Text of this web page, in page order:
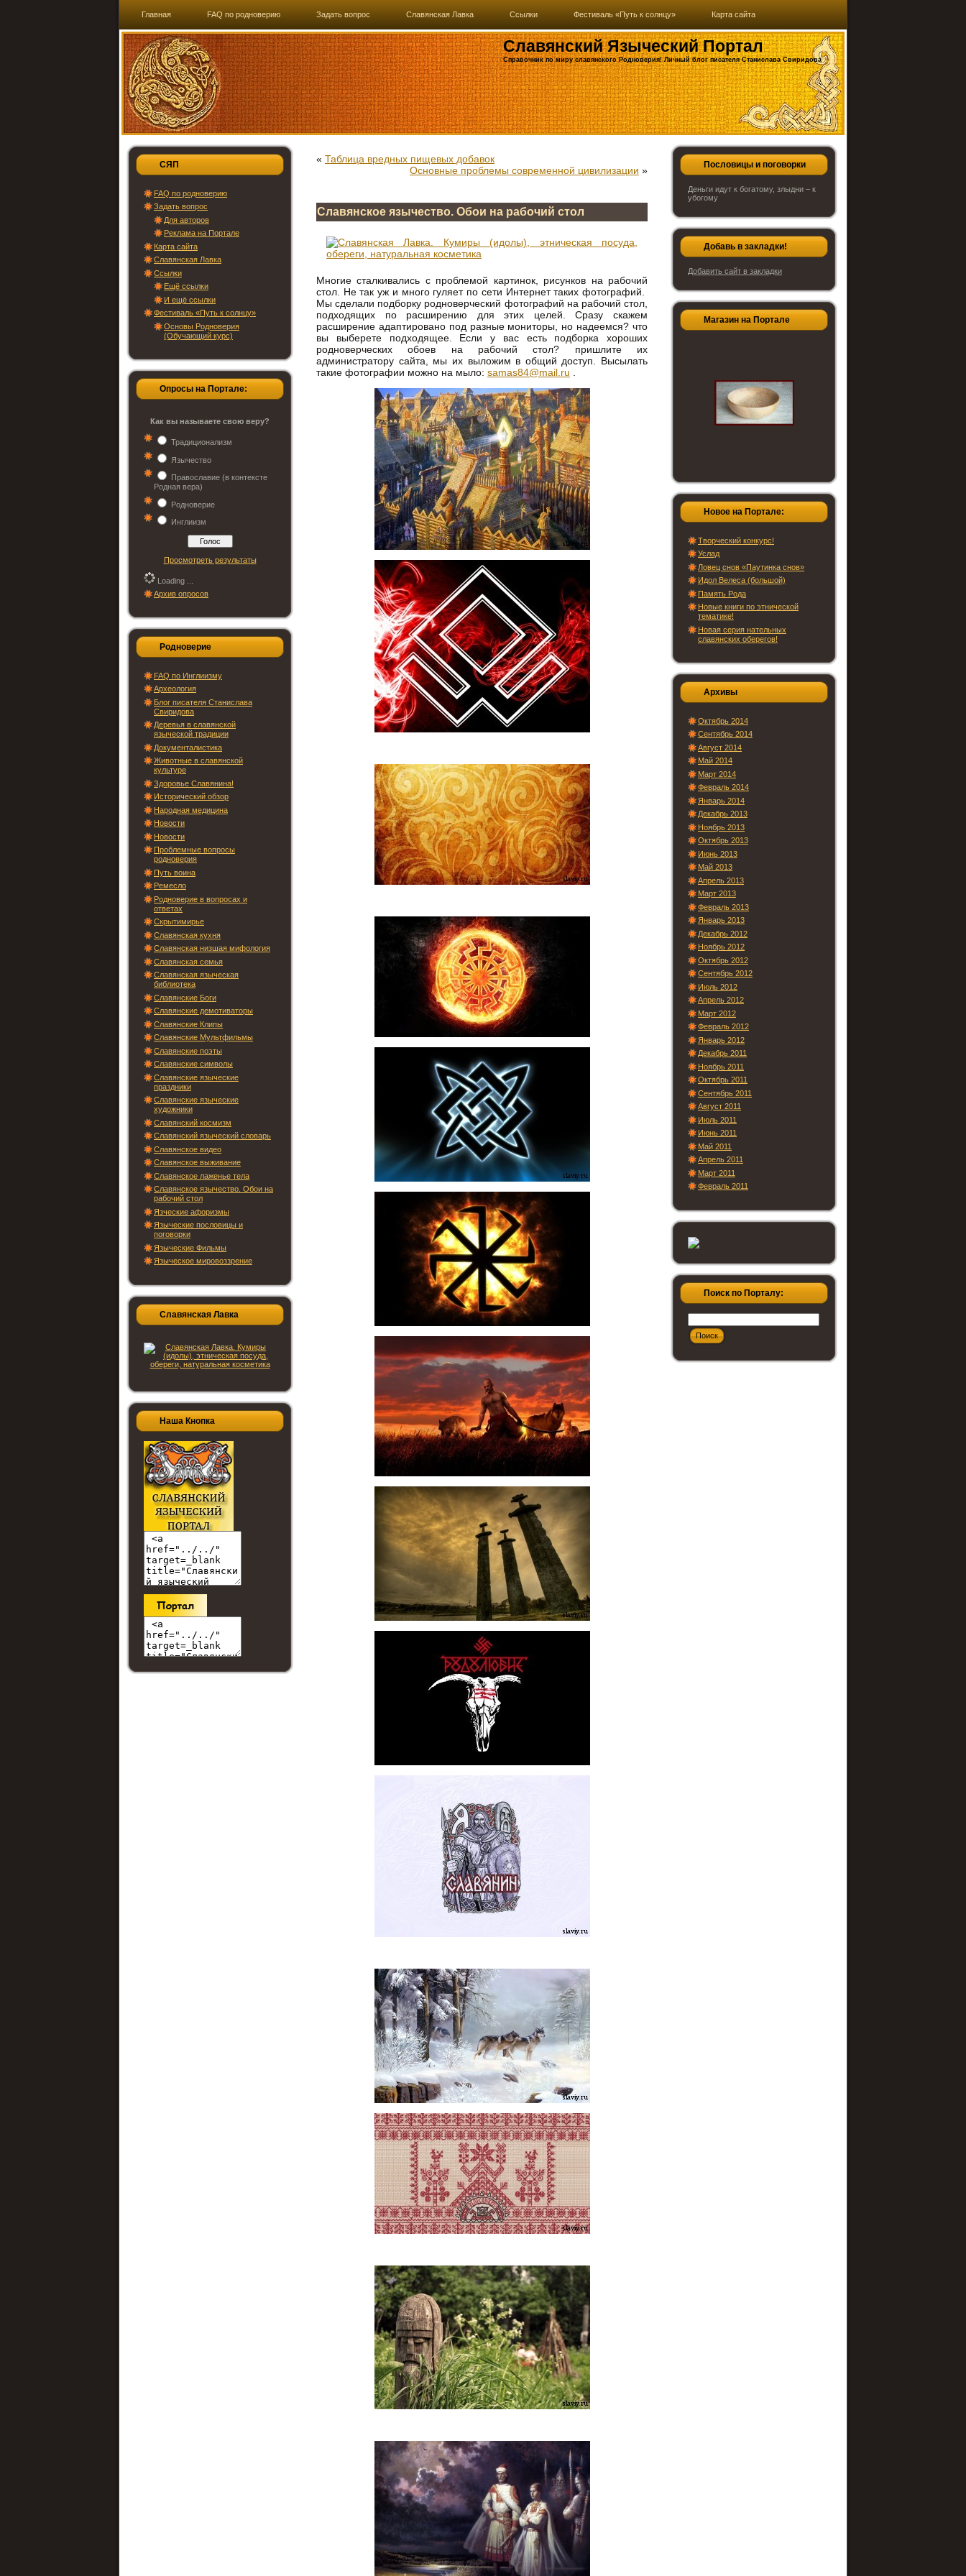
Главная FAQ по родноверию Задать вопрос Славянская Лавка Ссылки Фестиваль «Путь к солнцу» Карта сайта
Славянский Языческий Портал
Справочник по миру славянского Родноверия! Личный блог писателя Станислава Свиридова
СЯП
FAQ по родноверию
Задать вопрос
Для авторов
Реклама на Портале
Карта сайта
Славянская Лавка
Ссылки
Ещё ссылки
И ещё ссылки
Фестиваль «Путь к солнцу»
Основы Родноверия
(Обучающий курс)
Опросы на Портале:
Как вы называете свою веру?
Традиционализм
Язычество
Православие (в контексте
Родная вера)
Родноверие
Инглиизм
Просмотреть результаты
Loading ...
Архив опросов
Родноверие
FAQ по Инглиизму
Археология
Блог писателя Станислава
Свиридова
Деревья в славянской
языческой традиции
Документалистика
Животные в славянской
культуре
Здоровье Славянина!
Исторический обзор
Народная медицина
Новости
Новости
Проблемные вопросы
родноверия
Путь воина
Ремесло
Родноверие в вопросах и
ответах
Скрытимирье
Славянская кухня
Славянская низшая мифология
Славянская семья
Славянская языческая
библиотека
Славянские Боги
Славянские демотиваторы
Славянские Клипы
Славянские Мультфильмы
Славянские поэты
Славянские символы
Славянские языческие
праздники
Славянские языческие
художники
Славянский космизм
Славянский языческий словарь
Славянское видео
Славянское выживание
Славянское лаженье тела
Славянское язычество. Обои на
рабочий стол
Язческие афоризмы
Языческие пословицы и
поговорки
Языческие Фильмы
Языческое мировоззрение
Славянская Лавка
Наша Кнопка
« Таблица вредных пищевых добавок
Основные проблемы современной цивилизации »
Славянское язычество. Обои на рабочий стол
Многие сталкивались с проблемой картинок, рисунков на рабочий
стол. Не так уж и много гуляет по сети Интернет таких фотографий.
Мы сделали подборку родноверческий фотографий на рабочий стол,
подходящих по расширению для этих целей. Сразу скажем
расширение адаптировано под разные мониторы, но надеемся? что
вы выберете подходящее. Если у вас есть подборка хороших
родноверческих обоев на рабочий стол? пришлите их
администратору сайта, мы их выложим в общий доступ. Высылать
такие фотографии можно на мыло: samas84@mail.ru .
Пословицы и поговорки
Деньги идут к богатому, злыдни – к
убогому
Добавь в закладки!
Добавить сайт в закладки
Магазин на Портале
Новое на Портале:
Творческий конкурс!
Услад
Ловец снов «Паутинка снов»
Идол Велеса (большой)
Память Рода
Новые книги по этнической
тематике!
Новая серия нательных
славянских оберегов!
Архивы
Октябрь 2014
Сентябрь 2014
Август 2014
Май 2014
Март 2014
Февраль 2014
Январь 2014
Декабрь 2013
Ноябрь 2013
Октябрь 2013
Июнь 2013
Май 2013
Апрель 2013
Март 2013
Февраль 2013
Январь 2013
Декабрь 2012
Ноябрь 2012
Октябрь 2012
Сентябрь 2012
Июль 2012
Апрель 2012
Март 2012
Февраль 2012
Январь 2012
Декабрь 2011
Ноябрь 2011
Октябрь 2011
Сентябрь 2011
Август 2011
Июль 2011
Июнь 2011
Май 2011
Апрель 2011
Март 2011
Февраль 2011
Поиск по Порталу: